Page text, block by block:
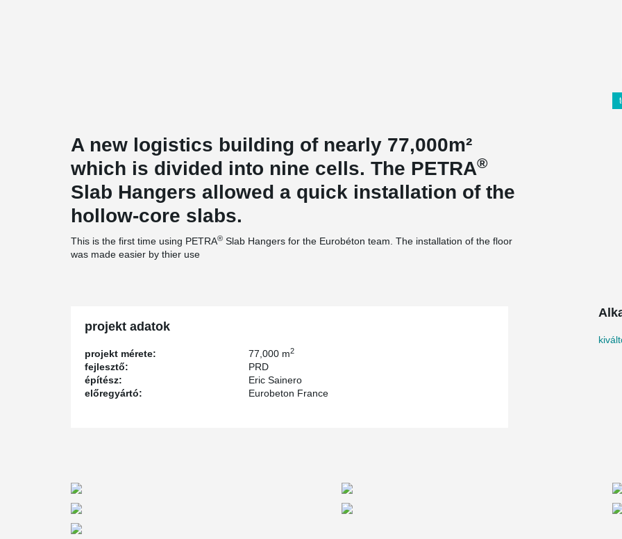
A new logistics building of nearly 77,000m²
which is divided into nine cells. The PETRA®
Slab Hangers allowed a quick installation of the
hollow-core slabs.
This is the first time using PETRA® Slab Hangers for the Eurobéton team. The installation of the floor
was made easier by thier use
projekt adatok
projekt mérete: 77,000 m2
fejlesztő:
PRD
építész:
Eric Sainero
előregyártó:
Eurobeton France